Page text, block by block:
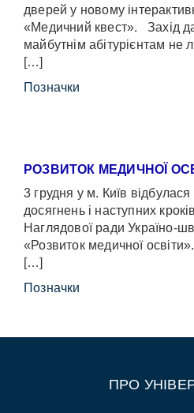
дверей у новому
«Медичний квест». Захід
майбутнім абітурієнтам не
[…]
Позначки
РОЗВИТОК МЕДИЧНОЇ
3 грудня у м. Київ
досягнень і наступних
Наглядової ради Україно-
«Розвиток медичної
[…]
Позначки
ПРО